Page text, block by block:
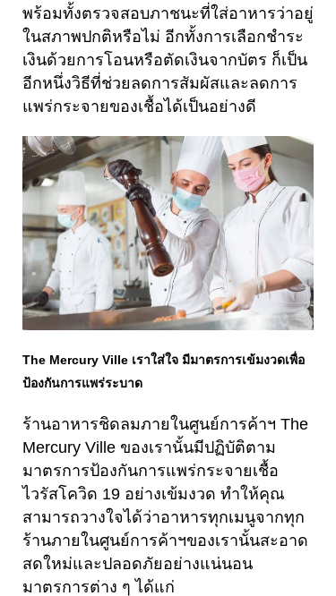
พร้อมทั้งตรวจสอบภาชนะที่ใส่อาหารว่าอยู่
ในสภาพปกติหรือไม่ อีกทั้งการเลือกชำระ
เงินด้วยการโอนหรือตัดเงินจากบัตร ก็เป็น
อีกหนึ่งวิธีที่ช่วยลดการสัมผัสและลดการ
แพร่กระจายของเชื้อได้เป็นอย่างดี
The Mercury Ville เราใส่ใจ มีมาตรการเข้มงวดเพื่อ
ป้องกันการแพร่ระบาด
ร้านอาหารชิดลมภายในศูนย์การค้าฯ The
Mercury Ville ของเรานั้นมีปฏิบัติตาม
มาตรการป้องกันการแพร่กระจายเชื้อ
ไวรัสโควิด 19 อย่างเข้มงวด ทำให้คุณ
สามารถวางใจได้ว่าอาหารทุกเมนูจากทุก
ร้านภายในศูนย์การค้าฯของเรานั้นสะอาด
สดใหม่และปลอดภัยอย่างแน่นอน
มาตรการต่าง ๆ ได้แก่